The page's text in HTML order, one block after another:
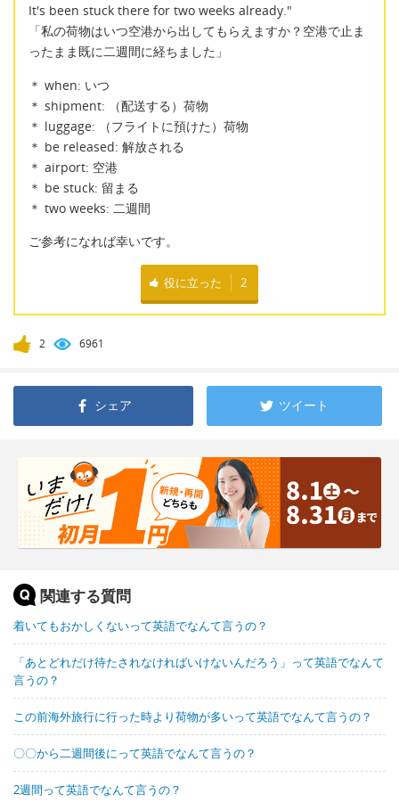
It's been stuck there for two weeks already."
「私の荷物はいつ空港から出してもらえますか？空港で止ま
ったまま既に二週間に経ちました」
＊ when: いつ
＊ shipment: （配送する）荷物
＊ luggage: （フライトに預けた）荷物
＊ be released: 解放される
＊ airport: 空港
＊ be stuck: 留まる
＊ two weeks: 二週間
ご参考になれば幸いです。
役に立った 2
2 6961
シェア ツイート
関連する質問
着いてもおかしくないって英語でなんて言うの？
「あとどれだけ待たされなければいけないんだろう」って英語でなんて
言うの？
この前海外旅行に行った時より荷物が多いって英語でなんて言うの？
〇〇から二週間後にって英語でなんて言うの？
2週間って英語でなんて言うの？